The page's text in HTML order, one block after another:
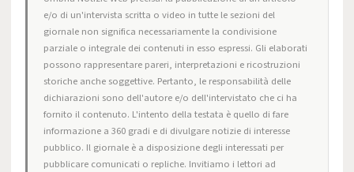
e/o di un'intervista scritta o video in tutte le sezioni del
giornale non significa necessariamente la condivisione
parziale o integrale dei contenuti in esso espressi. Gli elaborati
possono rappresentare pareri, interpretazioni e ricostruzioni
storiche anche soggettive. Pertanto, le responsabilità delle
dichiarazioni sono dell'autore e/o dell'intervistato che ci ha
fornito il contenuto. L'intento della testata è quello di fare
informazione a 360 gradi e di divulgare notizie di interesse
pubblico. Il giornale è a disposizione degli interessati per
pubblicare comunicati o repliche. Invitiamo i lettori ad